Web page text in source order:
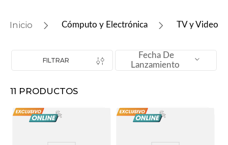
iphone
5.
tenis
stars
Cómputo y Electrónica TV y Video
FILTRAR
Fecha De
Lanzamiento
11 PRODUCTOS